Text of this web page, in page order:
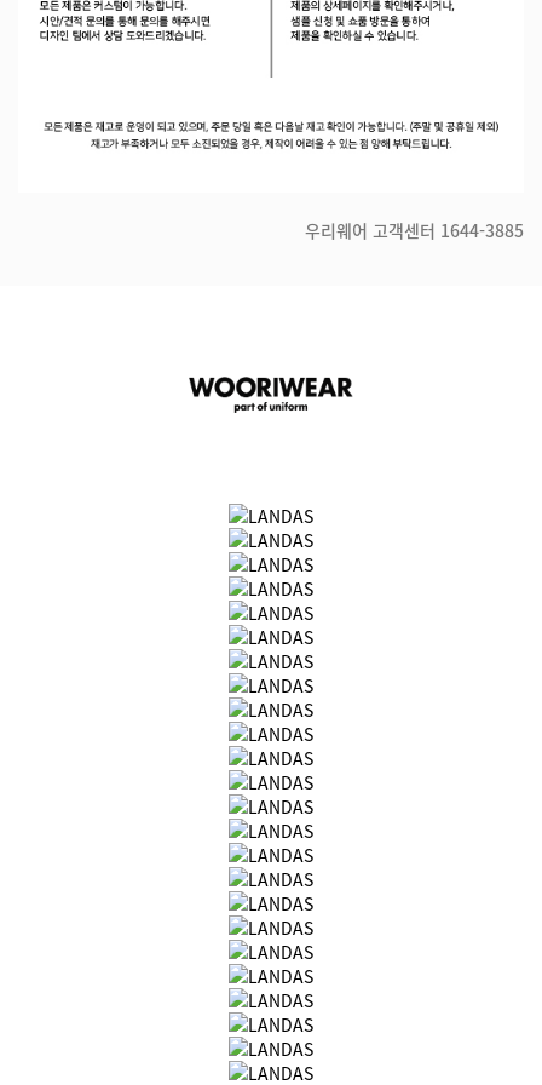
우리웨어 고객센터 1644-3885